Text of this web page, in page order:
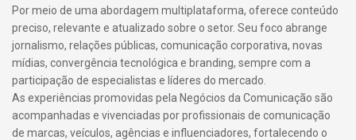
Por meio de uma abordagem multiplataforma, oferece conteúdo
preciso, relevante e atualizado sobre o setor. Seu foco abrange
jornalismo, relações públicas, comunicação corporativa, novas
mídias, convergência tecnológica e branding, sempre com a
participação de especialistas e líderes do mercado.
As experiências promovidas pela Negócios da Comunicação são
acompanhadas e vivenciadas por profissionais de comunicação
de marcas, veículos, agências e influenciadores, fortalecendo o